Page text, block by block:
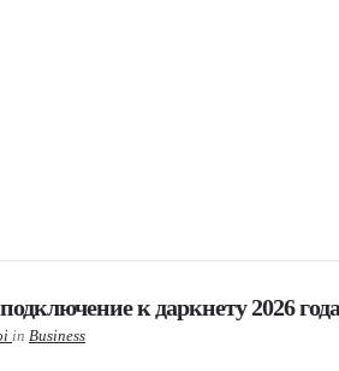
к даркнету 2026 года
in Business